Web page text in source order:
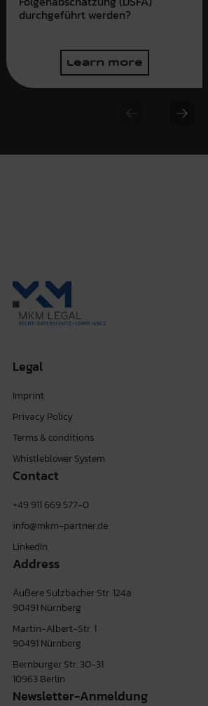
durchgeführt werden?
learn more
Previous
Legal
Imprint
Privacy Policy
Terms & conditions
Whistleblower System
Contact
+49 911 669 577-0
info@mkm-partner.de
LinkedIn
Address
Äußere Sulzbacher Str. 124a
90491 Nürnberg
Martin-Albert-Str. 1
90491 Nürnberg
Bernburger Str. 30-31
10963 Berlin
Newsletter-Anmeldung